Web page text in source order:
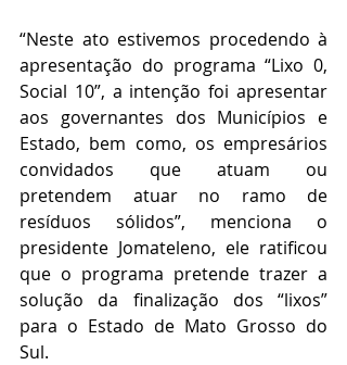
“Neste ato estivemos procedendo à
apresentação do programa “Lixo 0,
Social 10”, a intenção foi apresentar
aos governantes dos Municípios e
Estado, bem como, os empresários
convidados que atuam ou
pretendem atuar no ramo de
resíduos sólidos”, menciona o
presidente Jomateleno, ele ratificou
que o programa pretende trazer a
solução da finalização dos “lixos”
para o Estado de Mato Grosso do
Sul.